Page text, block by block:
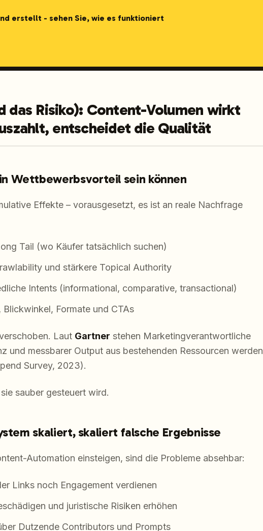
erstellt - sehen Sie, wie es funktioniert
das Risiko): Content-Volumen wirkt
entscheidet die Qualität
Wettbewerbsvorteil sein können
Effekte – vorausgesetzt, es ist an reale Nachfrage
Tail (wo Käufer tatsächlich suchen)
und stärkere Topical Authority
Intents (informational, comparative, transactional)
Formate und CTAs
Laut Gartner stehen Marketingverantwortliche
und messbarer Output aus bestehenden Ressourcen werden
Survey, 2023).
sauber gesteuert wird.
skaliert, skaliert falsche Ergebnisse
Automation einsteigen, sind die Probleme absehbar:
Links noch Engagement verdienen
und juristische Risiken erhöhen
Dutzende Contributors und Prompts